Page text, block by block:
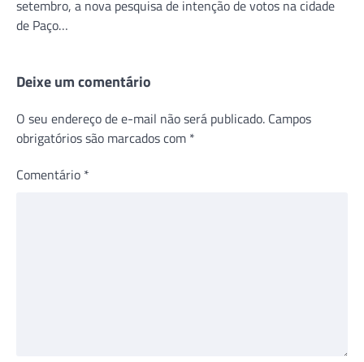
setembro, a nova pesquisa de intenção de votos na cidade
de Paço…
Deixe um comentário
O seu endereço de e-mail não será publicado. Campos
obrigatórios são marcados com *
Comentário *